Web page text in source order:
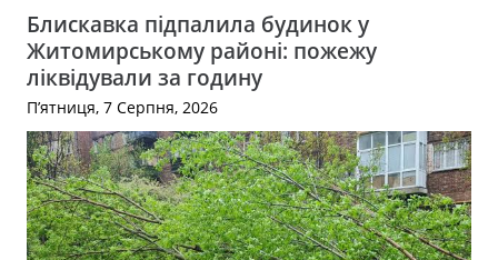
Блискавка підпалила будинок у
Житомирському районі: пожежу
ліквідували за годину
П’ятниця, 7 Серпня, 2026